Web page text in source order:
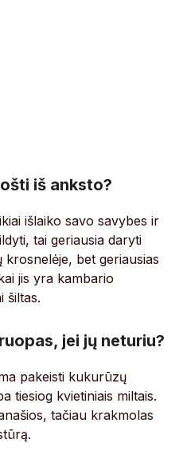
iš anksto?
išlaiko savo savybes ir
tai geriausia daryti
bet geriausias
jis yra kambario
šiltas.
jei jų neturiu?
pakeisti kukurūzų
tiesiog kvietiniais miltais.
tačiau krakmolas